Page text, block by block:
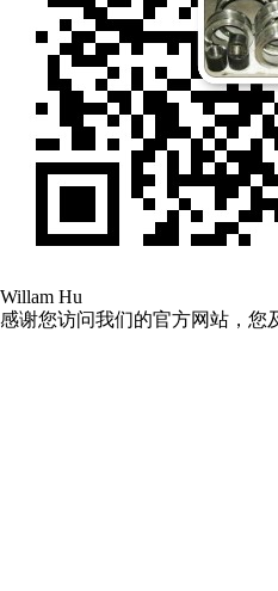
Willam Hu
感谢您访问我们的官方网站，您